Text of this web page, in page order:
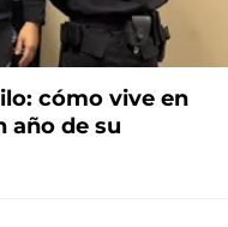
cómo vive en
año de su